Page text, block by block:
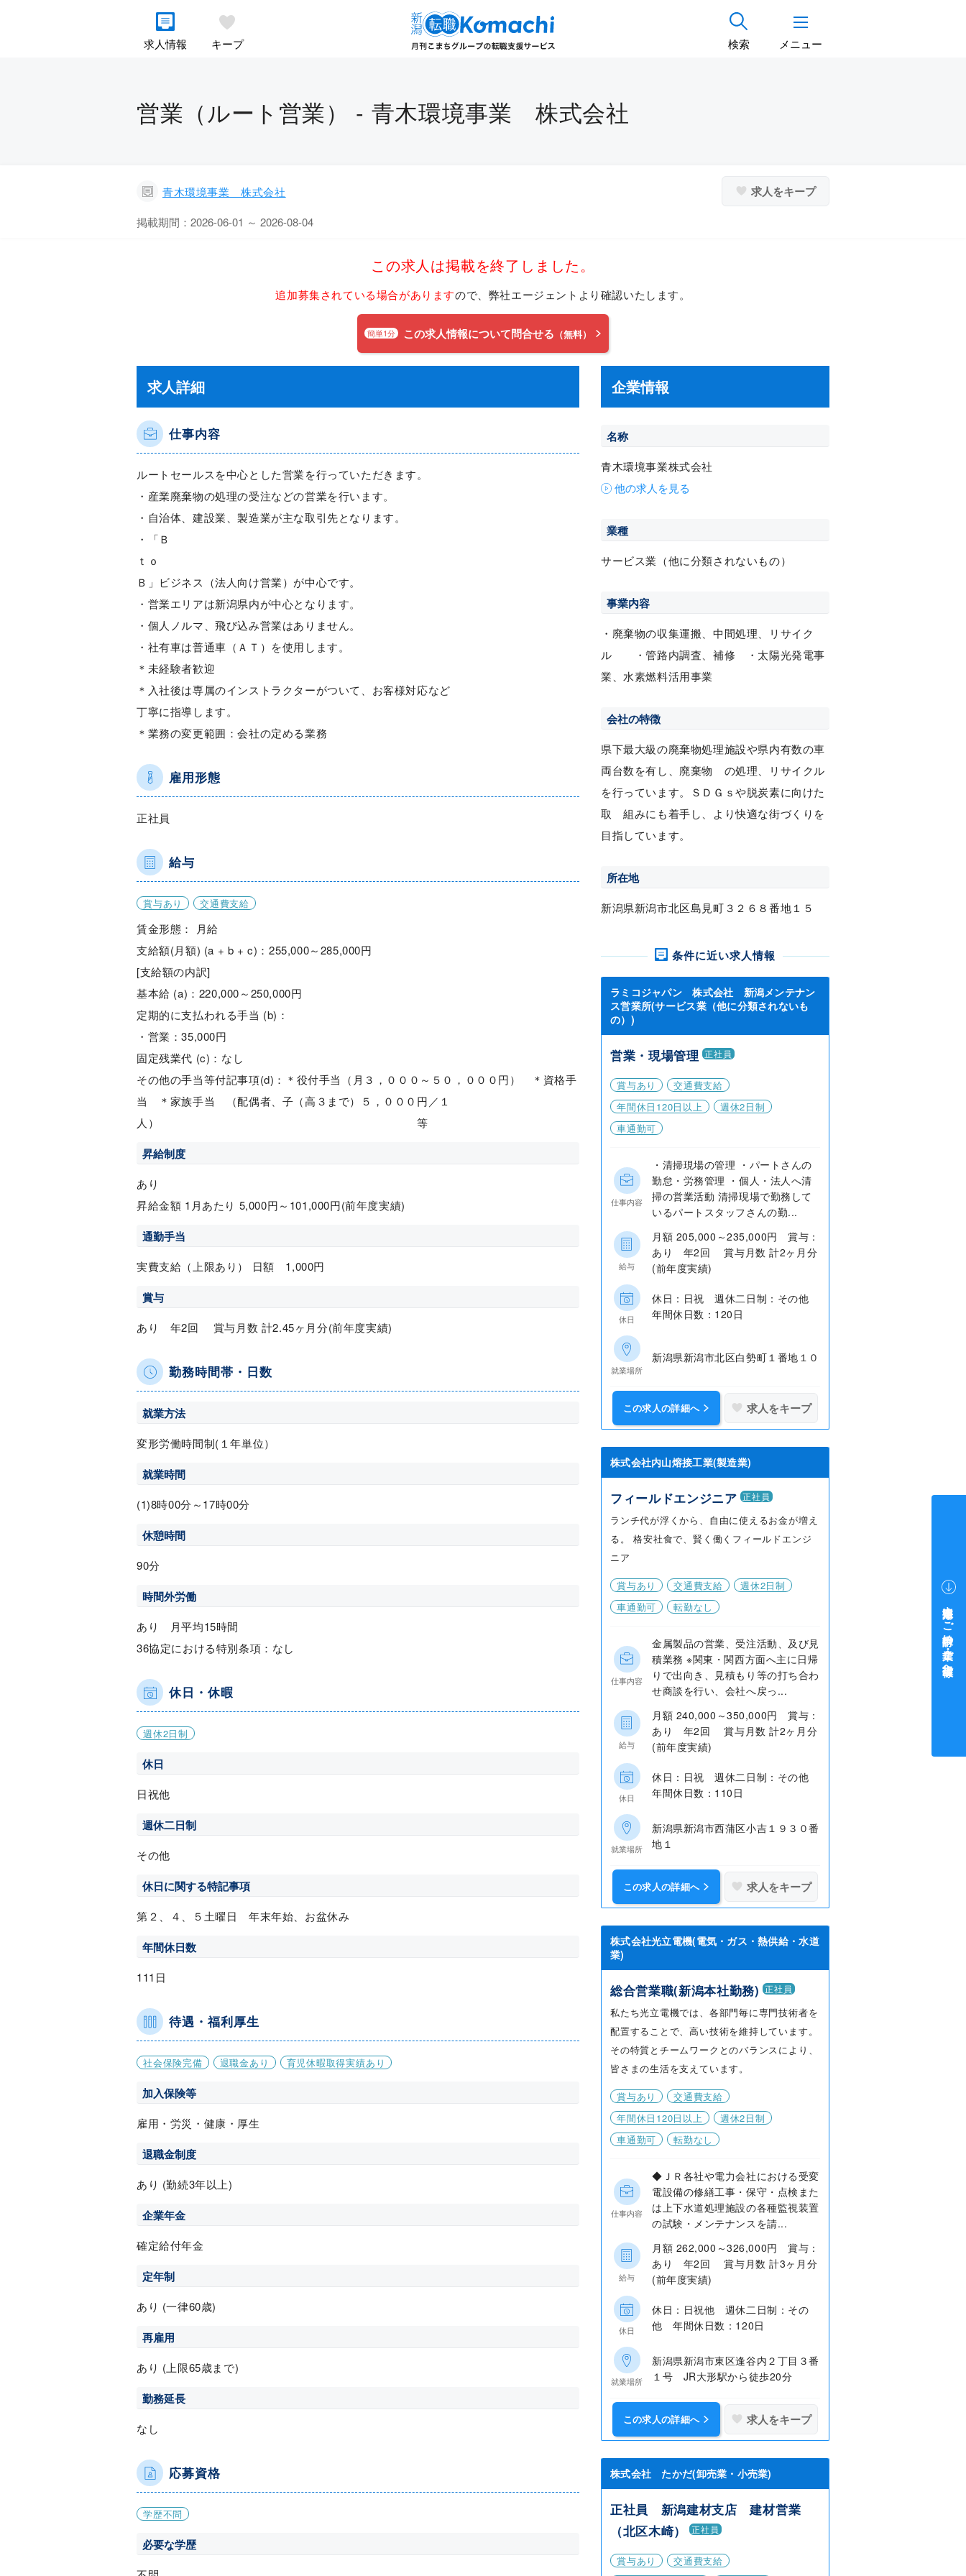
求人情報 キープ 検索 メニュー
営業（ルート営業） - 青木環境事業 株式会社
青木環境事業 株式会社 求人をキープ
掲載期間：2026-06-01 ～ 2026-08-04
この求人は掲載を終了しました。
追加募集されている場合がありますので、弊社エージェントより確認いたします。
簡単1分 この求人情報について問合せる （無料）
求人詳細
仕事内容
ルートセールスを中心とした営業を行っていただきます。
・産業廃棄物の処理の受注などの営業を行います。
・自治体、建設業、製造業が主な取引先となります。
・「Ｂ
ｔｏ
Ｂ」ビジネス（法人向け営業）が中心です。
・営業エリアは新潟県内が中心となります。
・個人ノルマ、飛び込み営業はありません。
・社有車は普通車（ＡＴ）を使用します。
＊未経験者歓迎
＊入社後は専属のインストラクターがついて、お客様対応など
丁寧に指導します。
＊業務の変更範囲：会社の定める業務
雇用形態
正社員
給与
賞与あり 交通費支給
賃金形態： 月給
支給額(月額) (a + b + c)：255,000～285,000円
[支給額の内訳]
基本給 (a)：220,000～250,000円
定期的に支払われる手当 (b)：
・営業：35,000円
固定残業代 (c)：なし
その他の手当等付記事項(d)：＊役付手当（月３，０００～５０，０００円） ＊資格手
当 ＊家族手当 （配偶者、子（高３まで）５，０００円／１
人） 等
昇給制度
あり
昇給金額 1月あたり 5,000円～101,000円(前年度実績)
通勤手当
実費支給（上限あり） 日額 1,000円
賞与
あり 年2回 賞与月数 計2.45ヶ月分(前年度実績)
勤務時間帯・日数
就業方法
変形労働時間制(１年単位）
就業時間
(1)8時00分～17時00分
休憩時間
90分
時間外労働
あり 月平均15時間
36協定における特別条項：なし
休日・休暇
週休2日制
休日
日祝他
週休二日制
その他
休日に関する特記事項
第２、４、５土曜日 年末年始、お盆休み
年間休日数
111日
待遇・福利厚生
社会保険完備 退職金あり 育児休暇取得実績あり
加入保険等
雇用・労災・健康・厚生
退職金制度
あり (勤続3年以上)
企業年金
確定給付年金
定年制
あり (一律60歳)
再雇用
あり (上限65歳まで)
勤務延長
なし
応募資格
学歴不問
必要な学歴
企業情報
名称
青木環境事業株式会社
他の求人を見る
業種
サービス業（他に分類されないもの）
事業内容
・廃棄物の収集運搬、中間処理、リサイク
ル ・管路内調査、補修 ・太陽光発電事
業、水素燃料活用事業
会社の特徴
県下最大級の廃棄物処理施設や県内有数の車
両台数を有し、廃棄物 の処理、リサイクル
を行っています。ＳＤＧｓや脱炭素に向けた
取 組みにも着手し、より快適な街づくりを
目指しています。
所在地
新潟県新潟市北区島見町３２６８番地１５
条件に近い求人情報
ラミコジャパン 株式会社 新潟メンテナン
ス営業所(サービス業（他に分類されないも
の）)
営業・現場管理 正社員
賞与あり
交通費支給
年間休日120日以上
週休2日制
車通勤可
仕事内容
・清掃現場の管理 ・パートさんの
勤怠・労務管理 ・個人・法人へ清
掃の営業活動 清掃現場で勤務して
いるパートスタッフさんの勤...
給与
月額 205,000～235,000円 賞与：
あり 年2回 賞与月数 計2ヶ月分
(前年度実績)
休日
休日：日祝 週休二日制：その他
年間休日数：120日
就業場所
新潟県新潟市北区白勢町１番地１０
この求人の詳細へ 求人をキープ
株式会社内山熔接工業(製造業)
フィールドエンジニア 正社員
ランチ代が浮くから、自由に使えるお金が増え
る。 格安社食で、賢く働くフィールドエンジ
ニア
賞与あり 交通費支給
週休2日制
車通勤可
転勤なし
仕事内容
金属製品の営業、受注活動、及び見
積業務 ※関東・関西方面へ主に日帰
りで出向き、見積もり等の打ち合わ
せ商談を行い、会社へ戻っ...
給与
月額 240,000～350,000円 賞与：
あり 年2回 賞与月数 計2ヶ月分
(前年度実績)
休日
休日：日祝 週休二日制：その他
年間休日数：110日
就業場所
新潟県新潟市西蒲区小吉１９３０番
地１
この求人の詳細へ 求人をキープ
株式会社光立電機(電気・ガス・熱供給・水道
業)
総合営業職(新潟本社勤務) 正社員
私たち光立電機では、各部門毎に専門技術者を
配置することで、高い技術を維持しています。
その特質とチームワークとのバランスにより、
皆さまの生活を支えています。
賞与あり
交通費支給
年間休日120日以上
週休2日制
車通勤可
転勤なし
仕事内容
◆ＪＲ各社や電力会社における受変
電設備の修繕工事・保守・点検また
は上下水道処理施設の各種監視装置
の試験・メンテナンスを請...
給与
月額 262,000～326,000円 賞与：
あり 年2回 賞与月数 計3ヶ月分
(前年度実績)
休日
休日：日祝他 週休二日制：その
他 年間休日数：120日
就業場所
新潟県新潟市東区逢谷内２丁目３番
１号 JR大形駅から徒歩20分
この求人の詳細へ 求人をキープ
株式会社 たかだ(卸売業・小売業)
正社員 新潟建材支店 建材営業
（北区木崎）
正社員
賞与あり
交通費支給
中途採用をご検討中の企業・ご担当者様へ